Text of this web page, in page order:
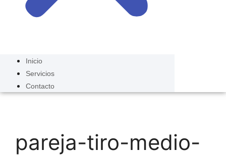
Inicio
Servicios
Contacto
pareja-tiro-medio-